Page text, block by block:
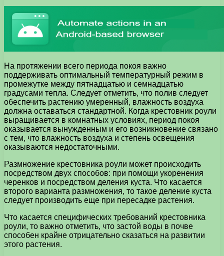
На протяжении всего периода покоя важно
поддерживать оптимальный температурный режим в
промежутке между пятнадцатью и семнадцатью
градусами тепла. Следует отметить, что полив следует
обеспечить растению умеренный, влажность воздуха
должна оставаться стандартной. Когда крестовник роули
выращивается в комнатных условиях, период покоя
оказывается вынужденным и его возникновение связано
с тем, что влажность воздуха и степень освещения
оказываются недостаточными.
Размножение крестовника роули может происходить
посредством двух способов: при помощи укоренения
черенков и посредством деления куста. Что касается
второго варианта размножения, то такое деление куста
следует производить еще при пересадке растения.
Что касается специфических требований крестовника
роули, то важно отметить, что застой воды в почве
способен крайне отрицательно сказаться на развитии
этого растения.